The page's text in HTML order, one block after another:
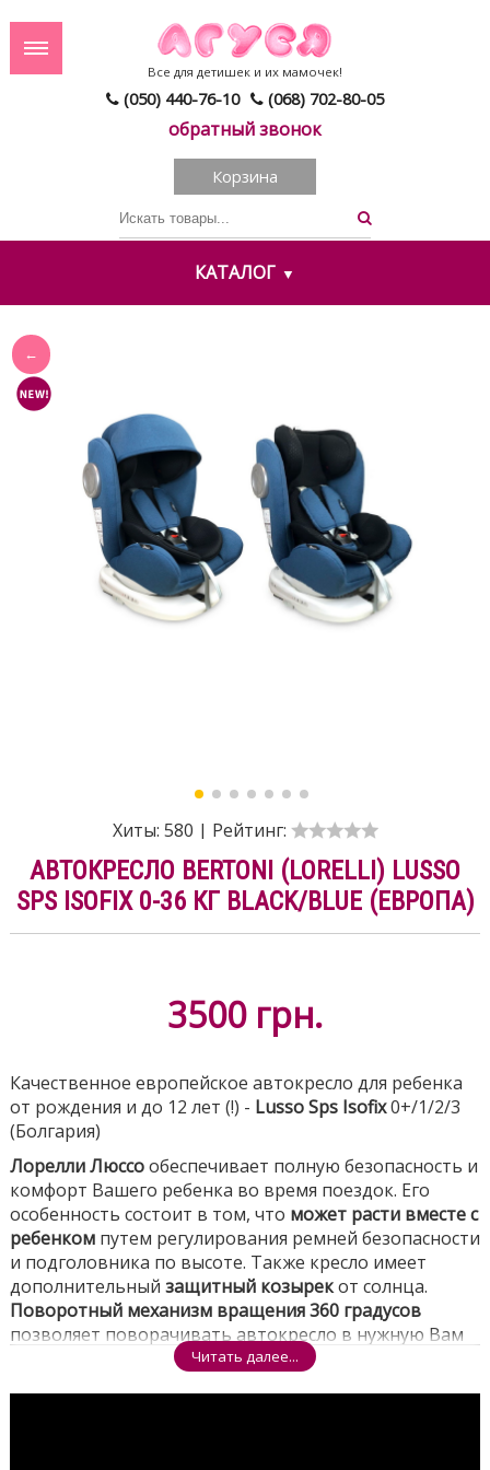
(050) 440-76-10 (068) 702-80-05
обратный звонок
Все для детишек и их мамочек!
Корзина
КАТАЛОГ
Хиты: 580 | Рейтинг:
АВТОКРЕСЛО BERTONI (LORELLI) LUSSO
SPS ISOFIX 0-36 КГ BLACK/BLUE (ЕВРОПА)
3500 грн.
Качественное европейское автокресло для ребенка
от рождения и до 12 лет (!) - Lusso Sps Isofix0+/1/2/3
(Болгария)
Лорелли Люссообеспечивает полную безопасность и
комфорт Вашего ребенка во время поездок. Его
особенность состоит в том, что может расти вместе с
ребенкомпутем регулирования ремней безопасности
и подголовника по высоте. Также кресло имеет
дополнительный защитный козырекот солнца.
Поворотный механизм вращения 360 градусов
позволяет поворачивать автокресло в нужную Вам
сторону одной рукой. Анатомические вкладыши для
Читать далее...